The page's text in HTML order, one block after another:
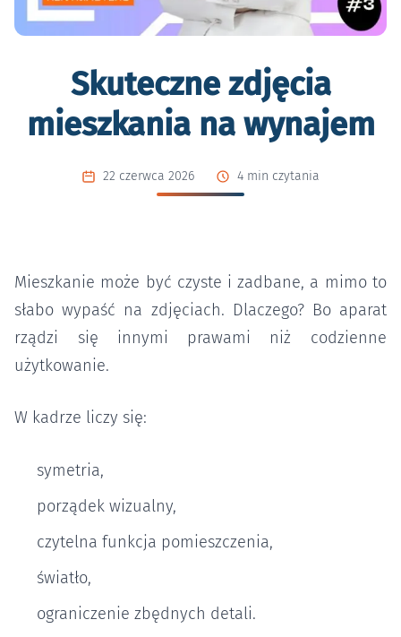
Skuteczne zdjęcia
mieszkania na wynajem
22 czerwca 2026 4 min czytania
Mieszkanie może być czyste i zadbane, a mimo to
słabo wypaść na zdjęciach. Dlaczego? Bo aparat
rządzi się innymi prawami niż codzienne
użytkowanie.
W kadrze liczy się:
symetria,
porządek wizualny,
czytelna funkcja pomieszczenia,
światło,
ograniczenie zbędnych detali.